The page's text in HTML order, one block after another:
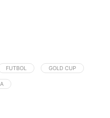
FUTBOL GOLD CUP